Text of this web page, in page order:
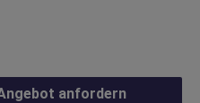
gewünschten
anfordern